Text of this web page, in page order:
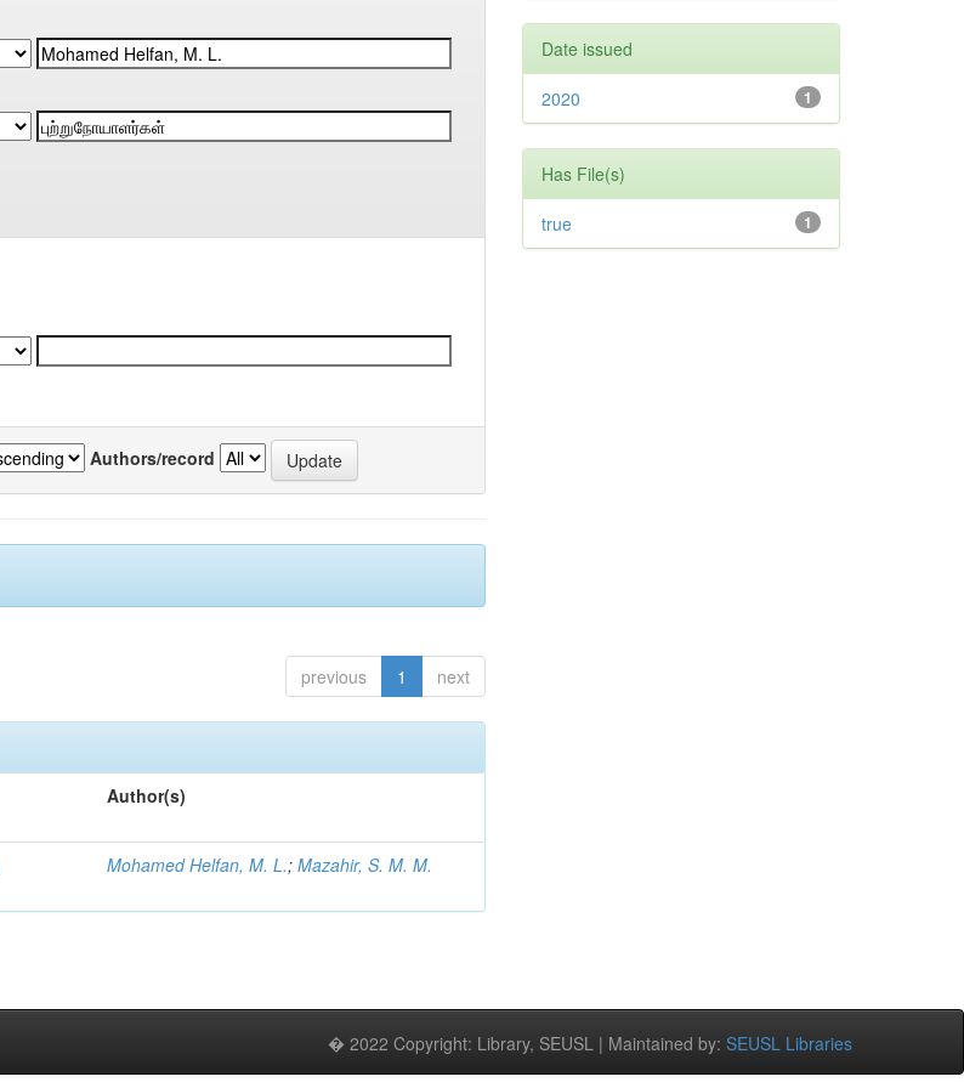
Authors/record
previous 1 next
Author(s)
Mohamed Helfan, M. L.;Mazahir, S. M. M.
Date issued
1
2020
Has File(s)
1
true
� 2022 Copyright: Library, SEUSL | Maintained by: SEUSL Libraries